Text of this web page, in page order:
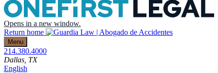
Opens in a new window.
Return home
Menu
214.380.4000
Dallas , TX
English